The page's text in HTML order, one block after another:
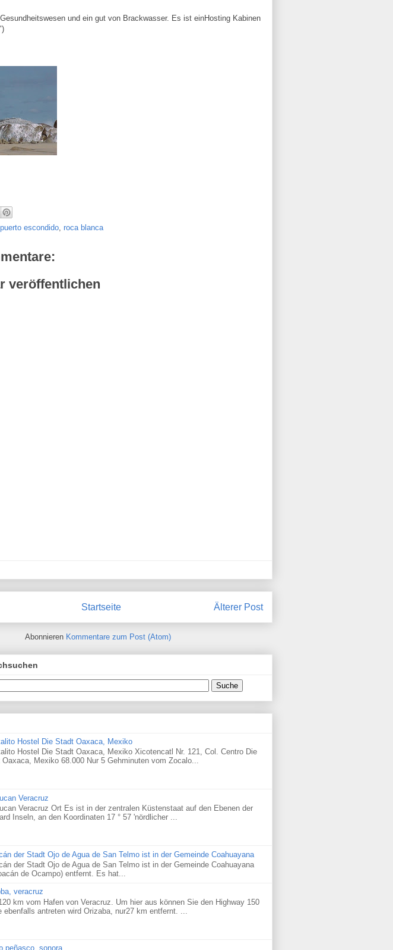
und ein gut von Brackwasser. Es ist einHosting Kabinen
puerto escondido, roca blanca
veröffentlichen
Älterer Post
Startseite
Abonnieren Kommentare zum Post (Atom)
Hostel Die Stadt Oaxaca, Mexiko
Hostel Die Stadt Oaxaca, Mexiko Xicotencatl Nr. 121, Col. Centro Die
Oaxaca, Mexiko 68.000 Nur 5 Gehminuten vom Zocalo...
Veracruz
Veracruz Ort Es ist in der zentralen Küstenstaat auf den Ebenen der
Inseln, an den Koordinaten 17 ° 57 'nördlicher ...
der Stadt Ojo de Agua de San Telmo ist in der Gemeinde Coahuayana
der Stadt Ojo de Agua de San Telmo ist in der Gemeinde Coahuayana
de Ocampo) entfernt. Es hat...
veracruz
km vom Hafen von Veracruz. Um hier aus können Sie den Highway 150
ebenfalls antreten wird Orizaba, nur27 km entfernt. ...
peñasco, sonora